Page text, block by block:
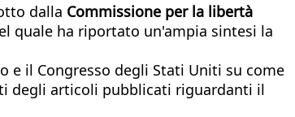
dalla Commissione per la libertà
quale ha riportato un'ampia sintesi la
e il Congresso degli Stati Uniti su come
degli articoli pubblicati riguardanti il